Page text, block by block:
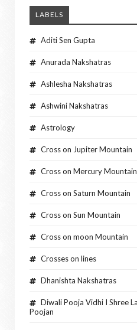
LABELS
Aditi Sen Gupta
Anurada Nakshatras
Ashlesha Nakshatras
Ashwini Nakshatras
Astrology
Cross on Jupiter Mountain
Cross on Mercury Mountain
Cross on Saturn Mountain
Cross on Sun Mountain
Cross on moon Mountain
Crosses on lines
Dhanishta Nakshatras
Diwali Pooja Vidhi I Shree
Poojan